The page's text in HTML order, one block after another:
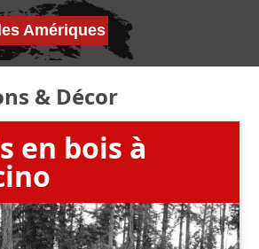
Amériques
& Décor
en bois à